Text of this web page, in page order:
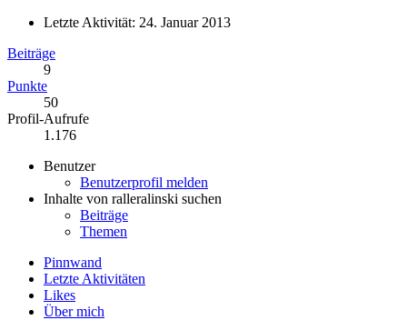
Letzte Aktivität: 24. Januar 2013
Beiträge
9
Punkte
50
Profil-Aufrufe
1.176
Benutzer
Benutzerprofil melden
Inhalte von ralleralinski suchen
Beiträge
Themen
Pinnwand
Letzte Aktivitäten
Likes
Über mich